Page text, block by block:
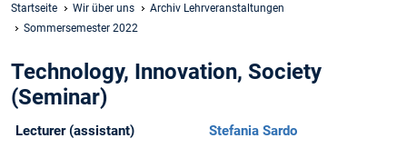
Startseite Wir über uns
Archiv Lehrveranstaltungen
Sommersemester 2022
Technology, Innovation, Society
(Seminar)
Lecturer (assistant)
Stefania Sardo